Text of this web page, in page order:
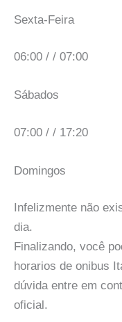
Sexta-Feira
06:00 / / 07:00
Sábados
07:00 / / 17:20
Domingos
Infelizmente não
dia.
Finalizando, você
horarios de onibus
dúvida entre em
oficial.